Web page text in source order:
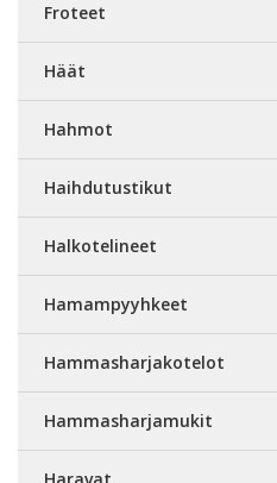
Froteet
Häät
Hahmot
Haihdutustikut
Halkotelineet
Hamampyyhkeet
Hammasharjakotelot
Hammasharjamukit